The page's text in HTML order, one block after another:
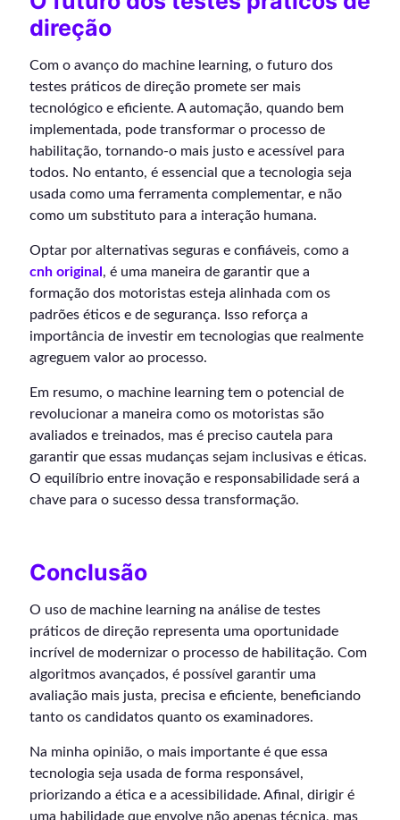
direção
Com o avanço do machine learning, o futuro dos
testes práticos de direção promete ser mais
tecnológico e eficiente. A automação, quando bem
implementada, pode transformar o processo de
habilitação, tornando-o mais justo e acessível para
todos. No entanto, é essencial que a tecnologia seja
usada como uma ferramenta complementar, e não
como um substituto para a interação humana.
Optar por alternativas seguras e confiáveis, como a
cnh original , é uma maneira de garantir que a
formação dos motoristas esteja alinhada com os
padrões éticos e de segurança. Isso reforça a
importância de investir em tecnologias que realmente
agreguem valor ao processo.
Em resumo, o machine learning tem o potencial de
revolucionar a maneira como os motoristas são
avaliados e treinados, mas é preciso cautela para
garantir que essas mudanças sejam inclusivas e éticas.
O equilíbrio entre inovação e responsabilidade será a
chave para o sucesso dessa transformação.
Conclusão
O uso de machine learning na análise de testes
práticos de direção representa uma oportunidade
incrível de modernizar o processo de habilitação. Com
algoritmos avançados, é possível garantir uma
avaliação mais justa, precisa e eficiente, beneficiando
tanto os candidatos quanto os examinadores.
Na minha opinião, o mais importante é que essa
tecnologia seja usada de forma responsável,
priorizando a ética e a acessibilidade. Afinal, dirigir é
uma habilidade que envolve não apenas técnica, mas